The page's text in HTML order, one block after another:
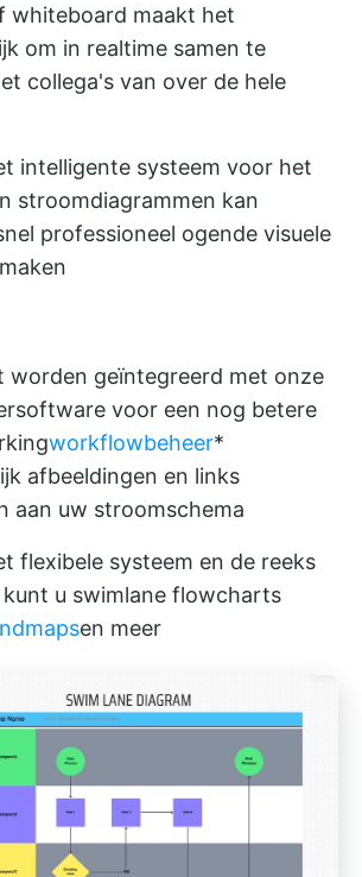
whiteboard maakt het
om in realtime samen te
collega's van over de hele
intelligente systeem voor het
stroomdiagrammen kan
professioneel ogende visuele
worden geïntegreerd met onze
voor een nog betere
workflowbeheer*
afbeeldingen en links
aan uw stroomschema
flexibele systeem en de reeks
kunt u swimlane flowcharts
en meer